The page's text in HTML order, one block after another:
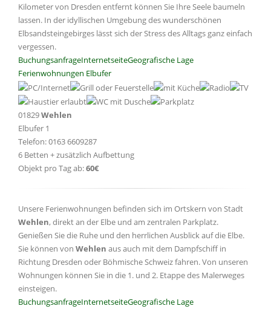
Kilometer von Dresden entfernt können Sie Ihre Seele baumeln
lassen. In der idyllischen Umgebung des wunderschönen
Elbsandsteingebirges lässt sich der Stress des Alltags ganz einfach
vergessen.
BuchungsanfrageInternetseiteGeografische Lage
Ferienwohnungen Elbufer
01829Wehlen
Elbufer 1
Telefon: 0163 6609287
6 Betten + zusätzlich Aufbettung
Objekt pro Tag ab:60€
Unsere Ferienwohnungen befinden sich im Ortskern von Stadt
Wehlen, direkt an der Elbe und am zentralen Parkplatz.
Genießen Sie die Ruhe und den herrlichen Ausblick auf die Elbe.
Sie können von Wehlen aus auch mit dem Dampfschiff in
Richtung Dresden oder Böhmische Schweiz fahren. Von unseren
Wohnungen können Sie in die 1. und 2. Etappe des Malerweges
einsteigen.
BuchungsanfrageInternetseiteGeografische Lage